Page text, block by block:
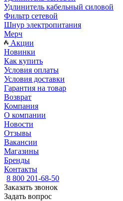
Удлинитель кабельный силовой
Фильтр сетевой
Шнур электропитания
Мерч
Акции
Новинки
Как купить
Условия оплаты
Условия доставки
Гарантия на товар
Возврат
Компания
О компании
Новости
Отзывы
Вакансии
Магазины
Бренды
Контакты
8 800 201-68-50
Заказать звонок
Задать вопрос